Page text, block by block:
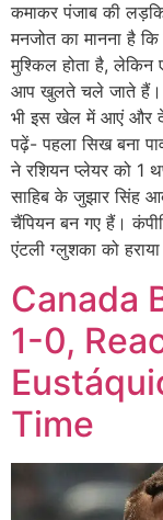
कमाकर पंजाब की
मनजोत का मानना है
मुश्किल होता है,
आप खुलते चले जाते हैं।
भी इस खेल में आएं और देश
पढ़ें- पहला सिख बना
ने रशियन प्लेयर को 1
साहिब के जुझार सिंह
चैंपियन बन गए हैं।
एंटली ग्लुशका को
Canada
1-0,
Time